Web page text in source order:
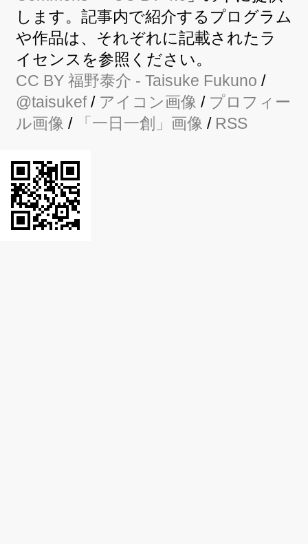
します。記事内で紹介するプログラム
や作品は、それぞれに記載されたラ
イセンスを参照ください。
CC BY 福野泰介 - Taisuke Fukuno /
@taisukef/ アイコン画像 / プロフィー
ル画像 / 「一日一創」画像 / RSS